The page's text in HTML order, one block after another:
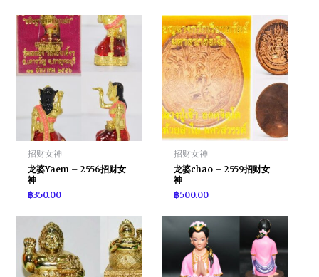
招财女神
龙婆Yaem – 2556招财女
神
฿350.00
招财女神
龙婆chao – 2559招财女
神
฿500.00